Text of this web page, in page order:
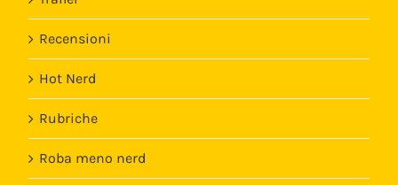
Recensioni
Hot Nerd
Rubriche
Roba meno nerd